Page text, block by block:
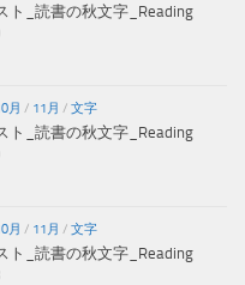
ト_読書の秋文字_Reading
月 / 11月 / 文字
ト_読書の秋文字_Reading
月 / 11月 / 文字
ト_読書の秋文字_Reading